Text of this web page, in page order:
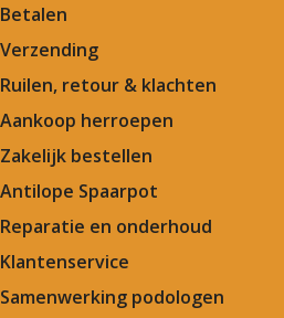
Betalen
Verzending
Ruilen, retour & klachten
Aankoop herroepen
Zakelijk bestellen
Antilope Spaarpot
Reparatie en onderhoud
Klantenservice
Samenwerking podologen